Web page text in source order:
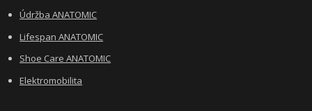
Údržba ANATOMIC
Lifespan ANATOMIC
Shoe Care ANATOMIC
Elektromobilita